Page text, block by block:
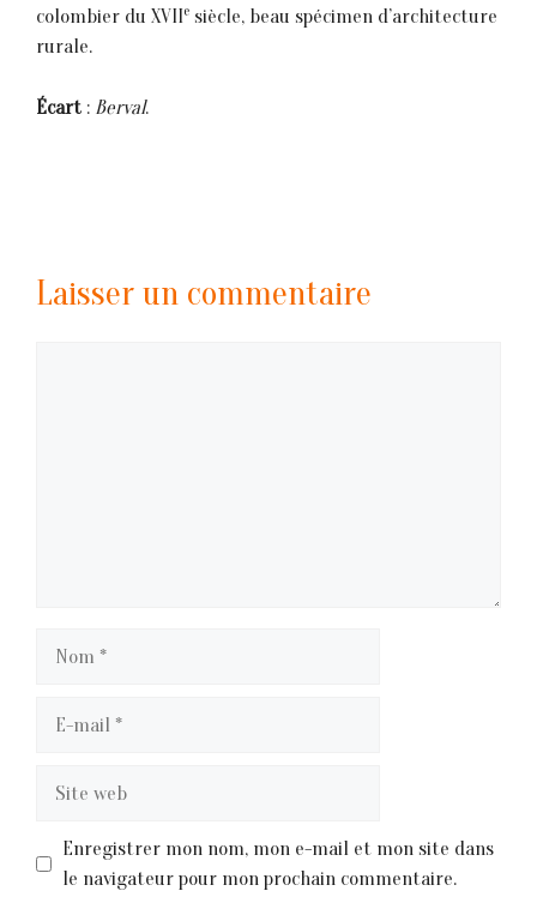
colombier du XVIIe siècle, beau spécimen d’architecture
rurale.
Écart : Berval.
Laisser un commentaire
Enregistrer mon nom, mon e-mail et mon site dans
le navigateur pour mon prochain commentaire.